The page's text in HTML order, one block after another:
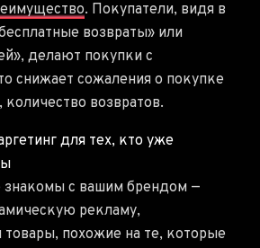
. Покупатели, видя в
возвраты» или
делают покупки с
снижает сожаления о покупке
возвратов.
для тех, кто уже
знакомы с вашим брендом —
рекламу,
похожие на те, которые